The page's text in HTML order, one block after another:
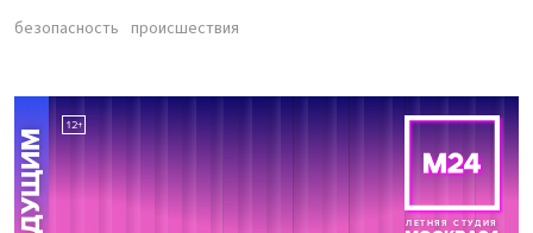
безопасность происшествия